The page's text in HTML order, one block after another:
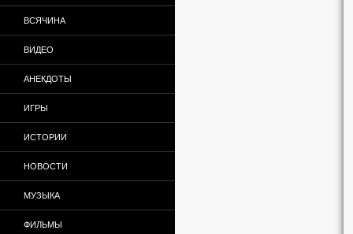
ВСЯЧИНА
ВИДЕО
АНЕКДОТЫ
ИГРЫ
ИСТОРИИ
НОВОСТИ
МУЗЫКА
ФИЛЬМЫ